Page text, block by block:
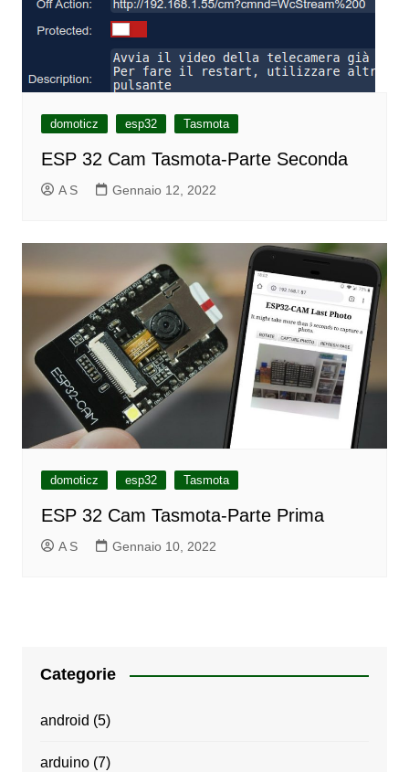
domoticz esp32 Tasmota
ESP 32 Cam Tasmota-Parte Seconda
A S Gennaio 12, 2022
domoticz esp32 Tasmota
ESP 32 Cam Tasmota-Parte Prima
A S Gennaio 10, 2022
Categorie
android (5)
arduino(7)